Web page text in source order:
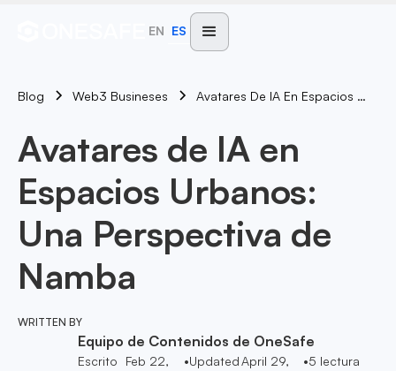
EN ES
Blog Web3 Busineses Avatares De IA En Espacios Urbanos: Una Perspectiva De Namba
Avatares de IA en
Espacios Urbanos:
Una Perspectiva de
Namba
WRITTEN BY
Equipo de Contenidos de OneSafe
Escrito
Feb 22,
•UpdatedApril 29,
•5 lectura